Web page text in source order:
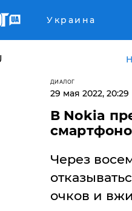
Украина
ДИАЛОГ
29 мая 2022, 20:29
В Nokia
Через
очков и